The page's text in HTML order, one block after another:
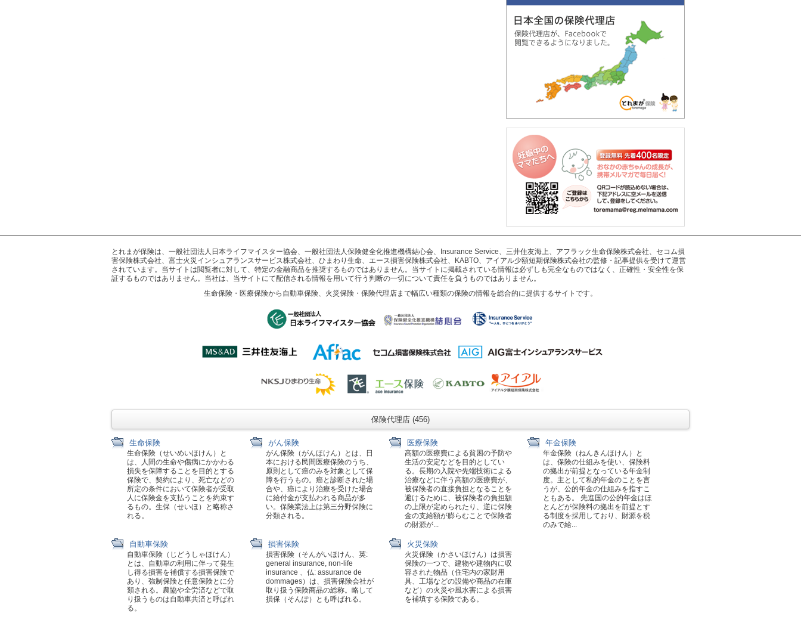
とれまが保険は、一般社団法人日本ライフマイスター協会、一般社団法人保険健全化推進機構結心会、Insurance Service、三井住友海上、アフラック生命保険株式会社、セコム損
害保険株式会社、富士火災インシュアランスサービス株式会社、ひまわり生命、エース損害保険株式会社、KABTO、アイアル少額短期保険株式会社の監修・記事提供を受けて運営
されています。当サイトは閲覧者に対して、特定の金融商品を推奨するものではありません。当サイトに掲載されている情報は必ずしも完全なものではなく、正確性・安全性を保
証するものではありません。当社は、当サイトにて配信される情報を用いて行う判断の一切について責任を負うものではありません。
生命保険・医療保険から自動車保険、火災保険・保険代理店まで幅広い種類の保険の情報を総合的に提供するサイトです。
保険代理店 (456)
生命保険
生命保険（せいめいほけん）と
は、人間の生命や傷病にかかわる
損失を保障することを目的とする
保険で、契約により、死亡などの
所定の条件において保険者が受取
人に保険金を支払うことを約束す
るもの。生保（せいほ）と略称さ
れる。
がん保険
がん保険（がんほけん）とは、日
本における民間医療保険のうち、
原則として癌のみを対象として保
障を行うもの。癌と診断された場
合や、癌により治療を受けた場合
に給付金が支払われる商品が多
い。保険業法上は第三分野保険に
分類される。
医療保険
高額の医療費による貧困の予防や
生活の安定などを目的としてい
る。長期の入院や先端技術による
治療などに伴う高額の医療費が、
被保険者の直接負担となることを
避けるために、被保険者の負担額
の上限が定められたり、逆に保険
金の支給額が膨らむことで保険者
の財源が...
年金保険
年金保険（ねんきんほけん）と
は、保険の仕組みを使い、保険料
の拠出が前提となっている年金制
度。主として私的年金のことを言
うが、公的年金の仕組みを指すこ
ともある。 先進国の公的年金はほ
とんどが保険料の拠出を前提とす
る制度を採用しており、財源を税
のみで給...
自動車保険
自動車保険（じどうしゃほけん）
とは、自動車の利用に伴って発生
し得る損害を補償する損害保険で
あり、強制保険と任意保険とに分
類される。農協や全労済などで取
り扱うものは自動車共済と呼ばれ
る。
損害保険
損害保険（そんがいほけん、英:
general insurance, non-life
insurance 、仏: assurance de
dommages）は、損害保険会社が
取り扱う保険商品の総称。略して
損保（そんぽ）とも呼ばれる。
火災保険
火災保険（かさいほけん）は損害
保険の一つで、建物や建物内に収
容された物品（住宅内の家財用
具、工場などの設備や商品の在庫
など）の火災や風水害による損害
を補填する保険である。